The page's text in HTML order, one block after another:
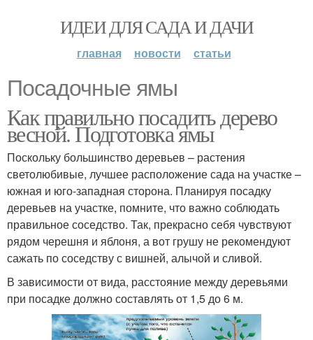
ИДЕИ ДЛЯ САДА И ДАЧИ
главная новости статьи
Посадочные ямы
Как правильно посадить дерево
весной. Подготовка ямы
Поскольку большинство деревьев – растения
светолюбивые, лучшее расположение сада на участке –
южная и юго-западная сторона. Планируя посадку
деревьев на участке, помните, что важно соблюдать
правильное соседство. Так, прекрасно себя чувствуют
рядом черешня и яблоня, а вот грушу не рекомендуют
сажать по соседству с вишней, алычой и сливой.
В зависимости от вида, расстояние между деревьями
при посадке должно составлять от 1,5 до 6 м.